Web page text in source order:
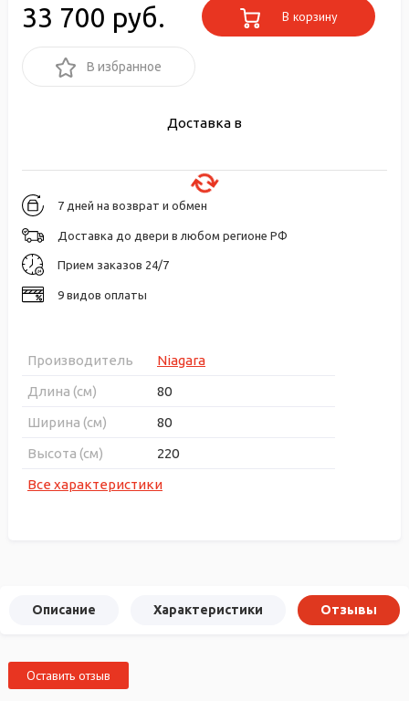
33 700 руб. В корзину
В избранное
Доставка в
7 дней на возврат и обмен
Доставка до двери в любом регионе РФ
Прием заказов 24/7
9 видов оплаты
Производитель
Niagara
Длина (см)
80
Ширина (см)
80
Высота (см)
220
Все характеристики
Описание Характеристики Отзывы
Оставить отзыв